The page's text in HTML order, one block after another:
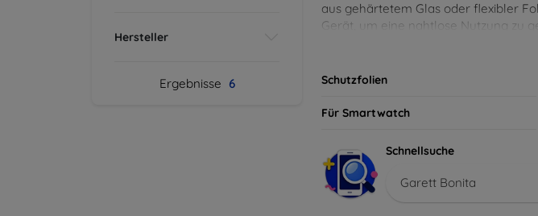
Hersteller
Ergebnisse 6
aus gehärtetem Glas oder flexibler
Gerät, um eine nahtlose Nutzung zu
Schutzfolien
Für Smartwatch
Schnellsuche
Garett Bonita